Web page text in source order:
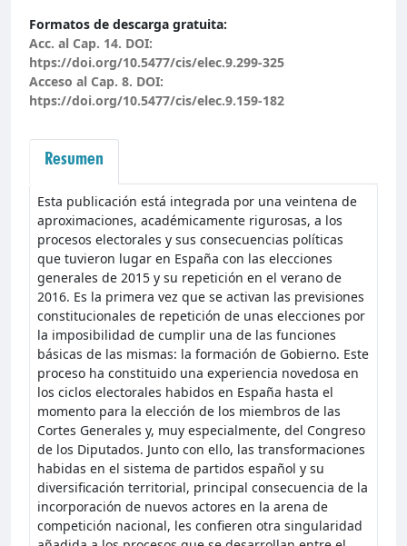
Formatos de descarga gratuita:
Acc. al Cap. 14. DOI:
htps://doi.org/10.5477/cis/elec.9.299-325
Acceso al Cap. 8. DOI:
htps://doi.org/10.5477/cis/elec.9.159-182
Resumen
Esta publicación está integrada por una veintena de
aproximaciones, académicamente rigurosas, a los
procesos electorales y sus consecuencias políticas
que tuvieron lugar en España con las elecciones
generales de 2015 y su repetición en el verano de
2016. Es la primera vez que se activan las previsiones
constitucionales de repetición de unas elecciones por
la imposibilidad de cumplir una de las funciones
básicas de las mismas: la formación de Gobierno. Este
proceso ha constituido una experiencia novedosa en
los ciclos electorales habidos en España hasta el
momento para la elección de los miembros de las
Cortes Generales y, muy especialmente, del Congreso
de los Diputados. Junto con ello, las transformaciones
habidas en el sistema de partidos español y su
diversificación territorial, principal consecuencia de la
incorporación de nuevos actores en la arena de
competición nacional, les confieren otra singularidad